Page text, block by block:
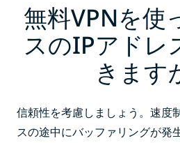
無料VPNを使
スのIPアドレ
きます
信頼性を考慮しましょう。速度
スの途中にバッファリングが発